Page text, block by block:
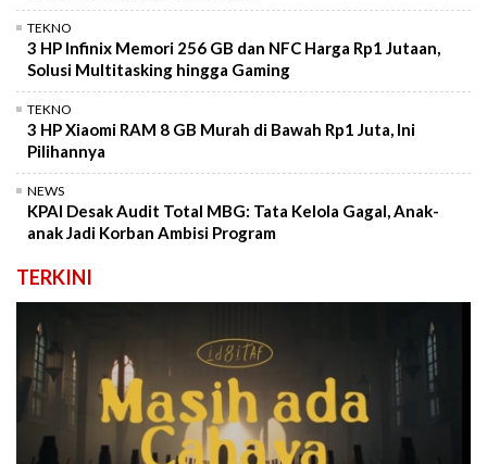
TEKNO
3 HP Infinix Memori 256 GB dan NFC Harga Rp1 Jutaan,
Solusi Multitasking hingga Gaming
TEKNO
3 HP Xiaomi RAM 8 GB Murah di Bawah Rp1 Juta, Ini
Pilihannya
NEWS
KPAI Desak Audit Total MBG: Tata Kelola Gagal, Anak-
anak Jadi Korban Ambisi Program
TERKINI